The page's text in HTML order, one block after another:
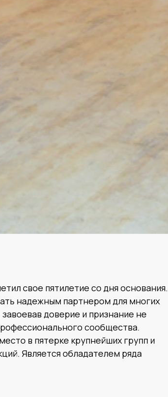
свое пятилетие со дня основания.
надежным партнером для многих
доверие и признание не
сообщества.
в пятерке крупнейших групп и
Является обладателем ряда